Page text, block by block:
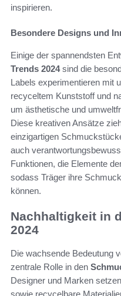
inspirieren.
Besondere Designs und
Einige der spannendsten
Trends 2024sind die
Labels experimentieren mit
recyceltem Kunststoff und
um ästhetische und
Diese kreativen Ansätze
einzigartigen
auch
Funktionen, die Elemente
sodass Träger ihre
können.
Nachhaltigkeit in
2024
Die wachsende Bedeutung
zentrale Rolle in den
Designer und Marken